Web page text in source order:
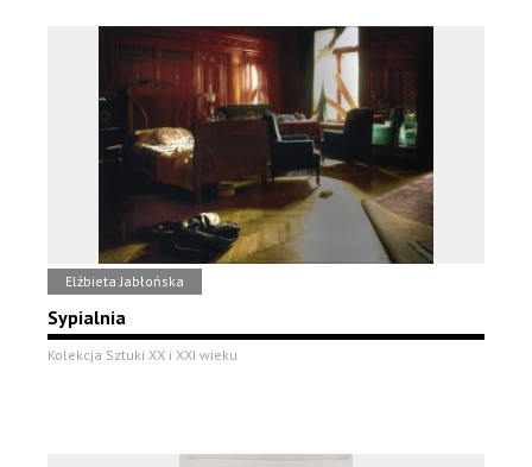
Elżbieta Jabłońska
Sypialnia
Kolekcja Sztuki XX i XXI wieku